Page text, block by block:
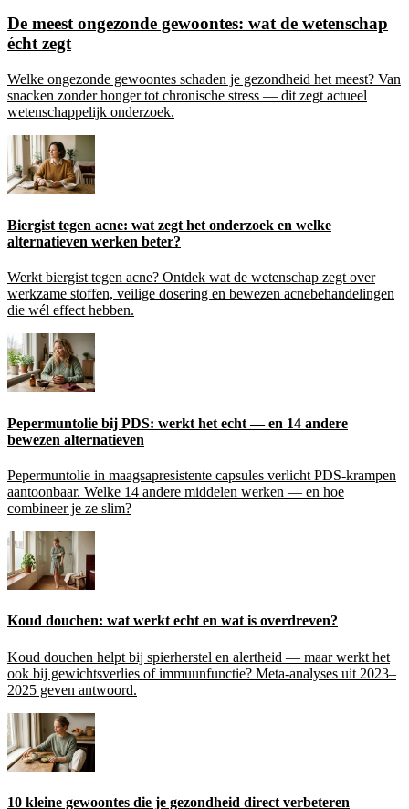
De meest ongezonde gewoontes: wat de wetenschap
écht zegt
Welke ongezonde gewoontes schaden je gezondheid het meest? Van
snacken zonder honger tot chronische stress — dit zegt actueel
wetenschappelijk onderzoek.
Biergist tegen acne: wat zegt het onderzoek en welke
alternatieven werken beter?
Werkt biergist tegen acne? Ontdek wat de wetenschap zegt over
werkzame stoffen, veilige dosering en bewezen acnebehandelingen
die wél effect hebben.
Pepermuntolie bij PDS: werkt het echt — en 14 andere
bewezen alternatieven
Pepermuntolie in maagsapresistente capsules verlicht PDS-krampen
aantoonbaar. Welke 14 andere middelen werken — en hoe
combineer je ze slim?
Koud douchen: wat werkt echt en wat is overdreven?
Koud douchen helpt bij spierherstel en alertheid — maar werkt het
ook bij gewichtsverlies of immuunfunctie? Meta-analyses uit 2023–
2025 geven antwoord.
10 kleine gewoontes die je gezondheid direct verbeteren